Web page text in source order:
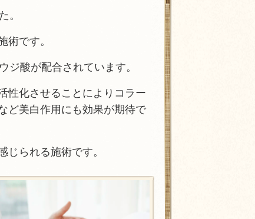
。
術です。
ジ酸が配合されています。
性化させることによりコラー
ど美白作用にも効果が期待で
じられる施術です。